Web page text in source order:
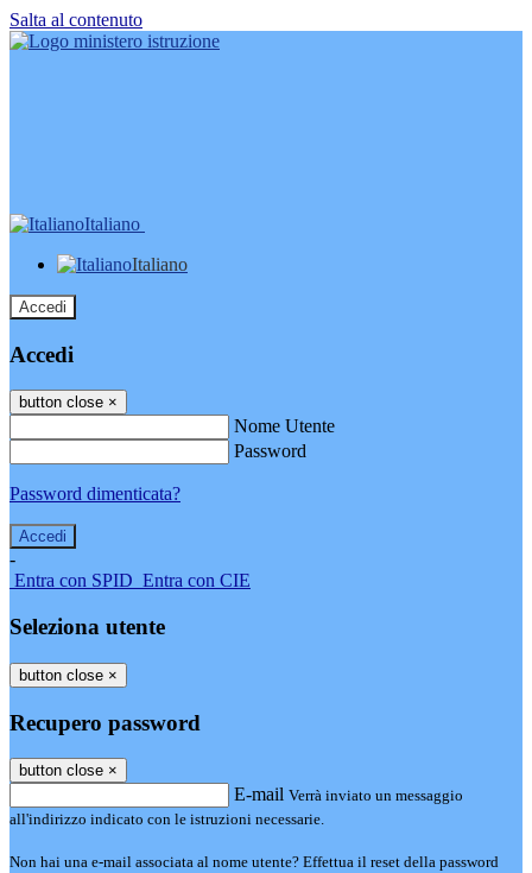
Salta al contenuto
Italiano
Italiano
Accedi
Accedi
button close ×
Nome Utente
Password
Password dimenticata?
-
Entra con SPID Entra con CIE
Seleziona utente
button close ×
Recupero password
button close ×
E-mail Verrà inviato un messaggio
all'indirizzo indicato con le istruzioni necessarie.
Non hai una e-mail associata al nome utente? Effettua il reset della password